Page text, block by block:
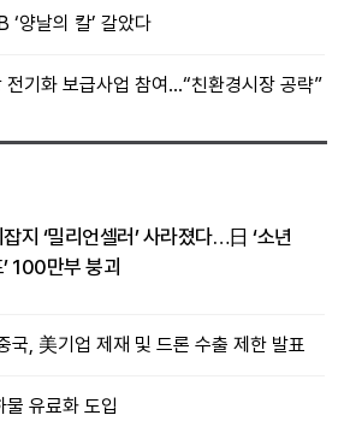
‘양날의 칼’ 갈았다
전기화 보급사업 참여…“친환경시장 공략”
지 ‘밀리언셀러’ 사라졌다…日 ‘소년
100만부 붕괴
국, 美기업 제재 및 드론 수출 제한 발표
물 유료화 도입